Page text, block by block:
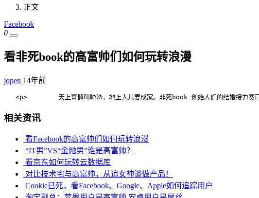
正文
Facebook
0
看非死book的高富帅们如何玩转浪漫
jopen 14年前
<p>        天上喜鹊叫喳喳，地上人儿要成家。非死book 创始人们的
相关资讯
看Facebook的高富帅们如何玩转浪漫
“IT男”VS“金融男”谁是高富帅？
看京东如何玩转云数据库
对比技术宅与高富帅，从追女神谈做产品！
Cookie已死，看Facebook、Google、Apple如何追踪用户